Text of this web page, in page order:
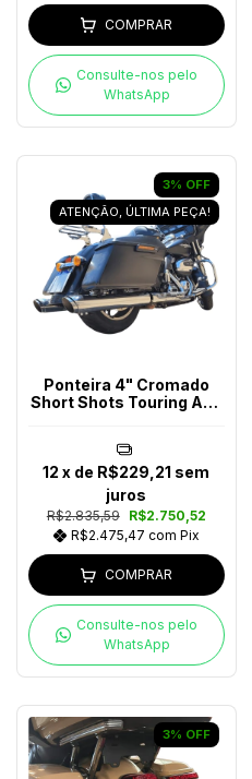
COMPRAR
Consulte-nos pelo
WhatsApp
3% OFF
ATENÇÃO, ÚLTIMA PEÇA!
Ponteira 4" Cromado
Short Shots Touring Ano
R$2.835,59
R$2.750,52
R$2.475,47 com Pix
12 x de R$229,21 sem
juros
COMPRAR
Consulte-nos pelo
WhatsApp
3% OFF